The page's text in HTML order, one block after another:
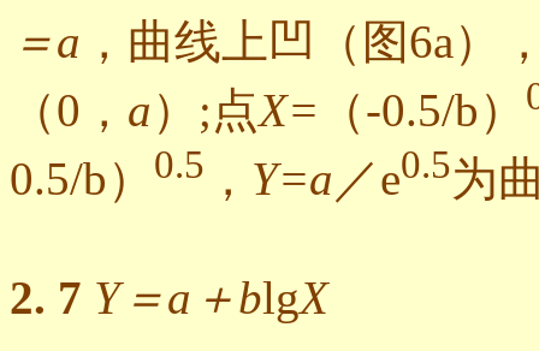
＝a ，曲线上凹（图6a）
（0， a）;点X= （-0.5/b）
0.5/b） 0.5 ， Y=a ／e0.5为
2. 7 Y＝a＋blgX